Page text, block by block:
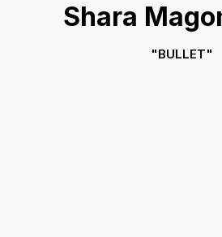
Shara
"BULLET"